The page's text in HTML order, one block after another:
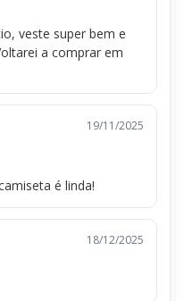
veste super bem e
a comprar em
19/11/2025
é linda!
18/12/2025